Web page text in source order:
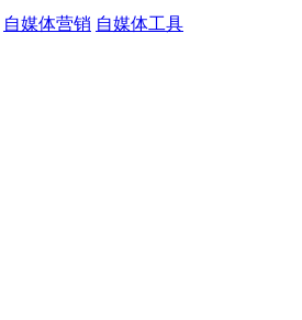
自媒体营销 自媒体工具